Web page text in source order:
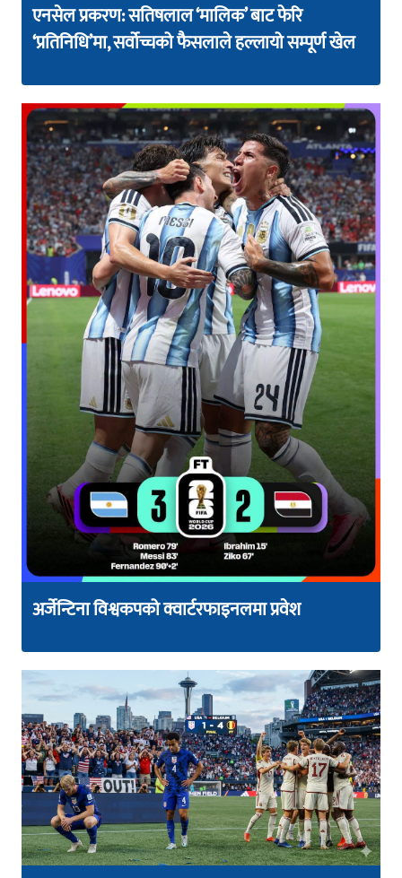
एनसेल प्रकरण: सतिषलाल ‘मालिक’ बाट फेरि
‘प्रतिनिधि’मा, सर्वोच्चको फैसलाले हल्लायो सम्पूर्ण खेल
अर्जेन्टिना विश्वकपको क्वार्टरफाइनलमा प्रवेश